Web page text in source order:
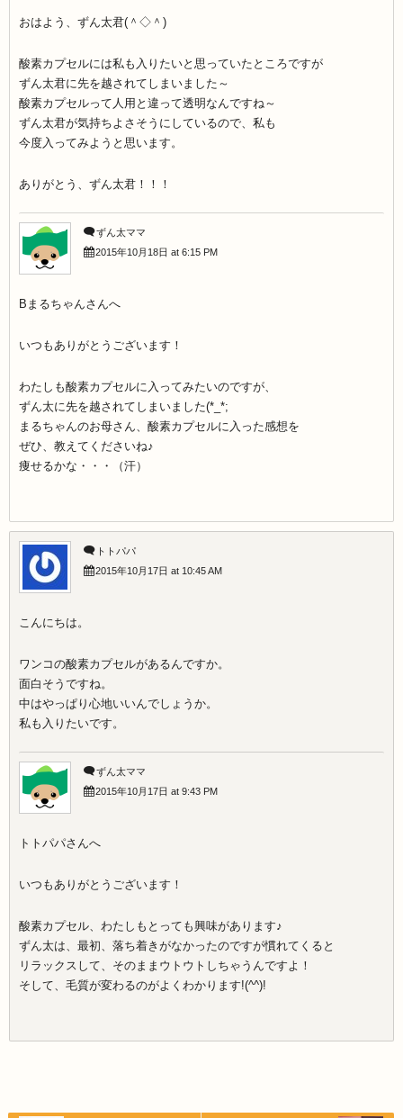
おはよう、ずん太君(＾◇＾)
酸素カプセルには私も入りたいと思っていたところですが
ずん太君に先を越されてしまいました～
酸素カプセルって人用と違って透明なんですね～
ずん太君が気持ちよさそうにしているので、私も
今度入ってみようと思います。
ありがとう、ずん太君！！！
ずん太ママ
2015年10月18日 at 6:15 PM
Bまるちゃんさんへ
いつもありがとうございます！
わたしも酸素カプセルに入ってみたいのですが、
ずん太に先を越されてしまいました(*_*;
まるちゃんのお母さん、酸素カプセルに入った感想を
ぜひ、教えてくださいね♪
痩せるかな・・・（汗）
トトパパ
2015年10月17日 at 10:45 AM
こんにちは。
ワンコの酸素カプセルがあるんですか。
面白そうですね。
中はやっぱり心地いいんでしょうか。
私も入りたいです。
ずん太ママ
2015年10月17日 at 9:43 PM
トトパパさんへ
いつもありがとうございます！
酸素カプセル、わたしもとっても興味があります♪
ずん太は、最初、落ち着きがなかったのですが慣れてくると
リラックスして、そのままウトウトしちゃうんですよ！
そして、毛質が変わるのがよくわかります!(^^)!